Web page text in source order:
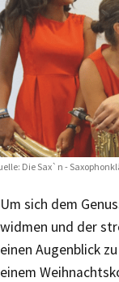
Die Sax`n -
Um sich dem
widmen und der
einen Augenblick
einem